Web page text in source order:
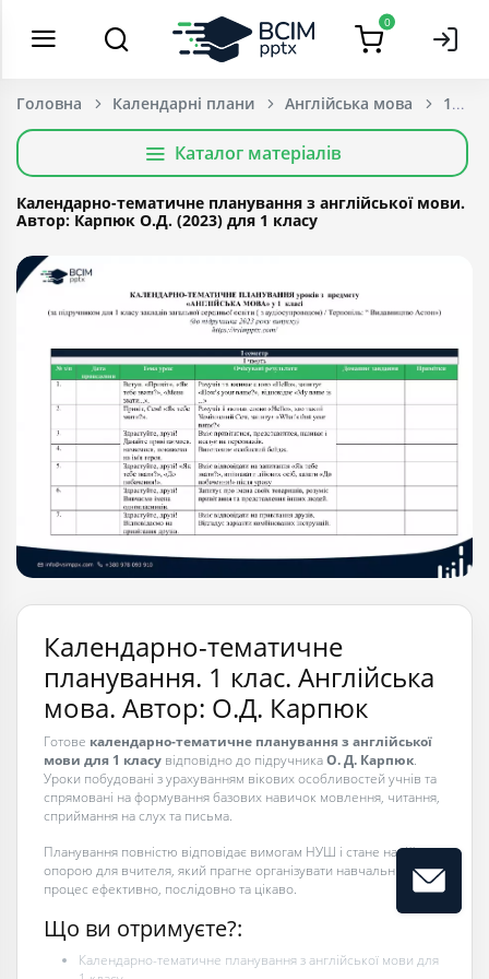
0
Головна Календарні плани Англійська мова 1
Каталог матеріалів
Календарно-тематичне планування з англійської мови.
Автор: Карпюк О.Д. (2023) для 1 класу
Календарно-тематичне
планування. 1 клас. Англійська
мова. Автор: О.Д. Карпюк
Готове календарно-тематичне планування з англійської
мови для 1 класу відповідно до підручникаО. Д. Карпюк.
Уроки побудовані з урахуванням вікових особливостей учнів та
спрямовані на формування базових навичок мовлення, читання,
сприймання на слух та письма.
Планування повністю відповідає вимогам НУШ і стане надійною
опорою для вчителя, який прагне організувати навчальний
процес ефективно, послідовно та цікаво.
Що ви отримуєте?:
Календарно-тематичне планування з англійської мови для